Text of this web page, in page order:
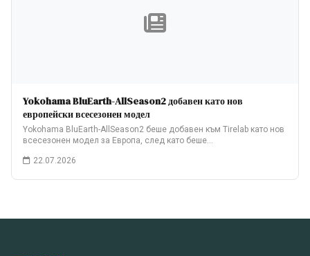
Yokohama BluEarth-AllSeason2 добавен като нов
европейски всесезонен модел
Yokohama BluEarth-AllSeason2 беше добавен към Tirelab като нов
всесезонен модел за Европа, след като беше…
22.07.2026